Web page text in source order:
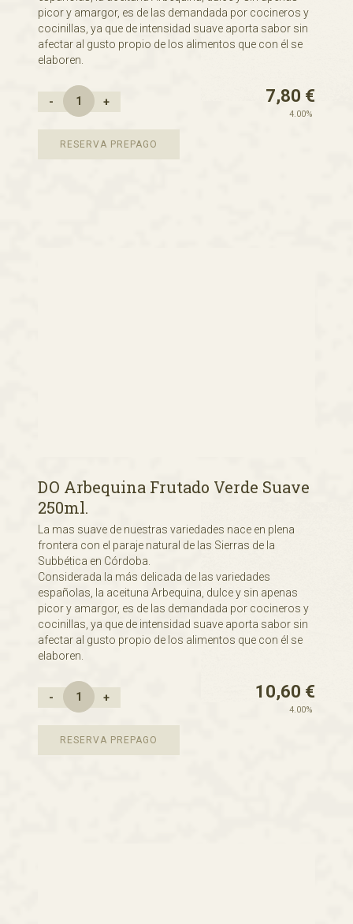
picor y amargor, es de las demandada por cocineros y
cocinillas, ya que de intensidad suave aporta sabor sin
afectar al gusto propio de los alimentos que con él se
elaboren.
7,80 €
4.00%
- +
RESERVA PREPAGO
DO Arbequina Frutado Verde Suave
250ml.
La mas suave de nuestras variedades nace en plena
frontera con el paraje natural de las Sierras de la
Subbética en Córdoba.
Considerada la más delicada de las variedades
españolas, la aceituna Arbequina, dulce y sin apenas
picor y amargor, es de las demandada por cocineros y
cocinillas, ya que de intensidad suave aporta sabor sin
afectar al gusto propio de los alimentos que con él se
elaboren.
10,60 €
4.00%
- +
RESERVA PREPAGO